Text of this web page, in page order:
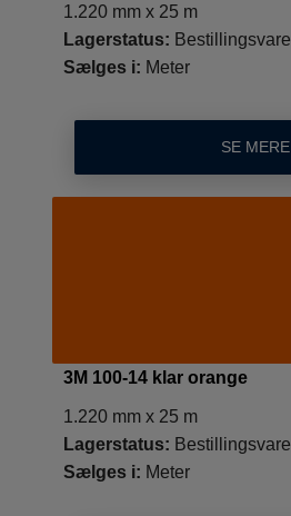
1.220 mm x 25 m
Lagerstatus: Bestillingsvare
Sælges i: Meter
SE MERE
3M 100-14 klar orange
1.220 mm x 25 m
Lagerstatus: Bestillingsvare
Sælges i: Meter